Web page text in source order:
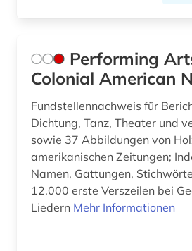
Performing
Colonial American
Fundstellennachweis für
Dichtung, Tanz, Theater und
sowie 37 Abbildungen von
amerikanischen Zeitungen;
Namen, Gattungen,
12.000 erste Verszeilen bei
Liedern Mehr Informationen